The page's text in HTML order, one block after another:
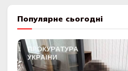
Популярне сьогодні